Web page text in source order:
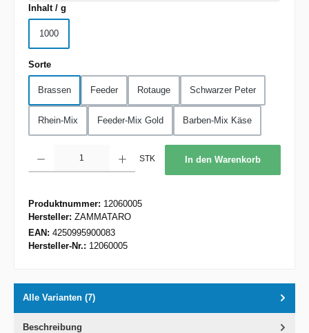
Inhalt / g
1000
Sorteauswählen
Brassen Feeder Rotauge Schwarzer Peter
Rhein-Mix Feeder-Mix Gold Barben-Mix Käse
STK In den Warenkorb
Produktnummer: 12060005
Hersteller: ZAMMATARO
EAN: 4250995900083
Hersteller-Nr.: 12060005
Alle Varianten (7)
Beschreibung